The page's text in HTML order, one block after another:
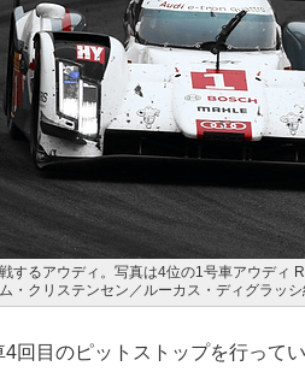
するアウディ。写真は4位の1号車アウディ
ム・クリステンセン／ルーカス・ディグラッシ
回目のピットストップを行って